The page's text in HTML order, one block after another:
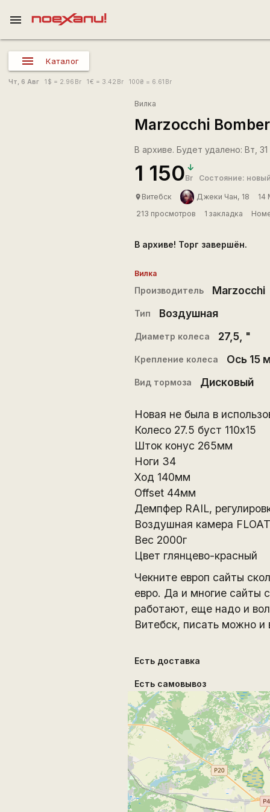
menu
Каталог
Чт, 6 Авг 1 $ = 2.96 Br 1€ = 3.42 Br 100₴ = 6.61 Br
Вилка
Marzocchi
В архиве. Будет удалено: Вт,
1 150Br Состояние:
place Витебск Джеки Чан, 18
14
213 просмотров
1 закладка
В архиве! Торг завершён.
Вилка
Производитель Marzocchi
Тип Воздушная
Диаметр колеса 27,5, "
Крепление колеса Ось 15
Вид тормоза Дисковый
Новая не была в
Колесо 27.5 буст 110х15
Шток конус 265мм
Ноги 34
Ход 140мм
Offset 44мм
Демпфер RAIL,
Воздушная камера FLOAT
Вес 2000г
Цвет глянцево-красный
Чекните европ сайты
евро. Да и многие сайты
работают, еще надо и
Витебск, писать можно и
Есть доставка
Есть самовывоз